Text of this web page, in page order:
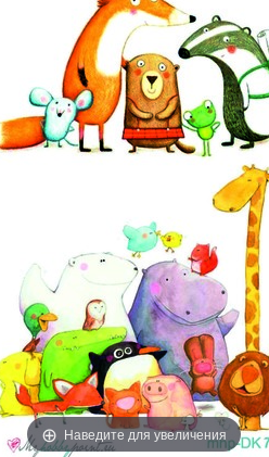
Наведите для увеличения